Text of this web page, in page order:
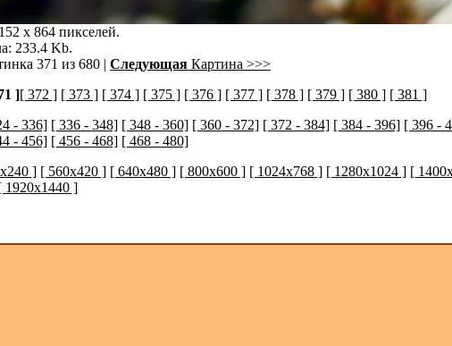
x 864 пикселей.
233.4 Kb.
371 из 680 | Следующая Картина >>>
][ 372 ] [ 373 ] [ 374 ] [ 375 ] [ 376 ] [ 377 ] [ 378 ] [ 379 ] [ 380 ] [ 381 ]
- 336] [ 336 - 348] [ 348 - 360] [ 360 - 372] [ 372 - 384] [ 384 - 396] [ 396 -
- 456] [ 456 - 468] [ 468 - 480]
] [ 560x420 ] [ 640x480 ] [ 800x600 ] [ 1024x768 ] [ 1280x1024 ] [
1920x1440 ]